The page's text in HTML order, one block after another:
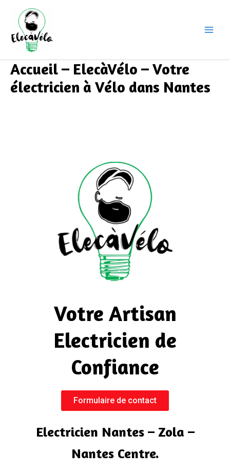
contenu
Accueil – ElecàVélo – Votre
électricien à Vélo dans Nantes
Votre Artisan
Electricien de
Confiance
Formulaire de contact
Electricien Nantes – Zola –
Nantes Centre.